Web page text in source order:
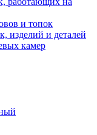
и топок
изделий и деталей
камер